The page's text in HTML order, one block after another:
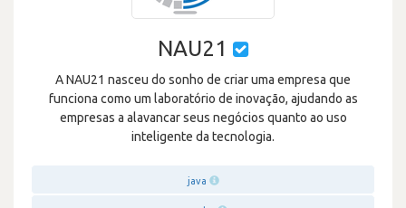
NAU21
A NAU21 nasceu do sonho de criar uma empresa que
funciona como um laboratório de inovação, ajudando as
empresas a alavancar seus negócios quanto ao uso
inteligente da tecnologia.
java